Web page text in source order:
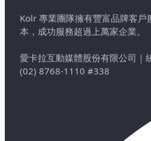
Kolr 專業團隊擁有豐富品牌客
本，成功服務超過上萬家企業。
愛卡拉互動媒體股份有限公司 ｜
(02) 8768-1110 #338